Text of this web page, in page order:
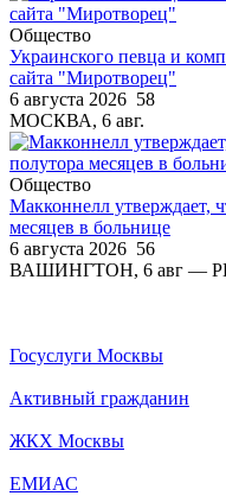
Общество
Украинского певца и
сайта "Миротворец"
6 августа 2026 58
МОСКВА, 6 авг.
Общество
Макконнелл утверждает,
месяцев в больнице
6 августа 2026 56
ВАШИНГТОН, 6 авг —
Госуслуги Москвы
Активный гражданин
ЖКХ Москвы
ЕМИАС